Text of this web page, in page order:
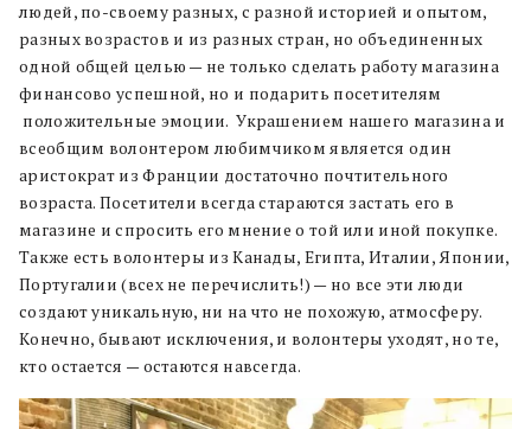
людей, по-своему разных, с разной историей и опытом,
разных возрастов и из разных стран, но объединенных
одной общей целью — не только сделать работу магазина
финансово успешной, но и подарить посетителям
положительные эмоции. Украшением нашего магазина и
всеобщим волонтером любимчиком является один
аристократ из Франции достаточно почтительного
возраста. Посетители всегда стараются застать его в
магазине и спросить его мнение о той или иной покупке.
Также есть волонтеры из Канады, Египта, Италии, Японии,
Португалии (всех не перечислить!) — но все эти люди
создают уникальную, ни на что не похожую, атмосферу.
Конечно, бывают исключения, и волонтеры уходят, но те,
кто остается — остаются навсегда.